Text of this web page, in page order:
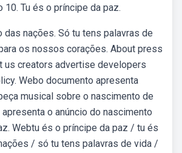
10. Tu és o príncipe da paz.
das nações. Só tu tens palavras de
os nossos corações. About press
us creators advertise developers
Webo documento apresenta
musical sobre o nascimento de
o anúncio do nascimento
Webtu és o príncipe da paz / tu és
/ só tu tens palavras de vida /